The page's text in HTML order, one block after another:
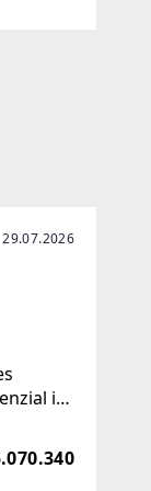
29.07.2026
im
als